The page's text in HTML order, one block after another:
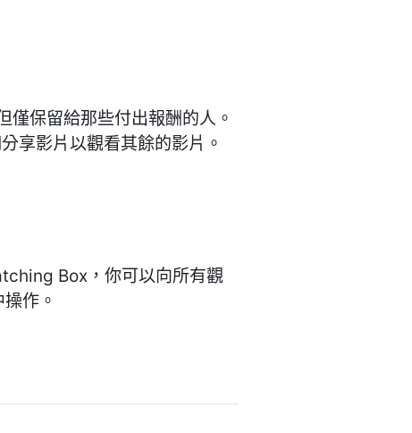
保留給那些付出報酬的人。
享影片以觀看其餘的影片。
Box，你可以向所有觀
作。